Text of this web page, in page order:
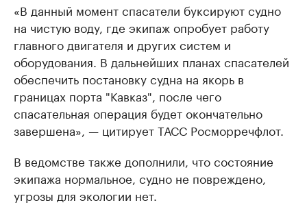
«В данный момент спасатели буксируют судно
на чистую воду, где экипаж опробует работу
главного двигателя и других систем и
оборудования. В дальнейших планах спасателей
обеспечить постановку судна на якорь в
границах порта "Кавказ", после чего
спасательная операция будет окончательно
завершена», — цитирует ТАСС Росморречфлот.
В ведомстве также дополнили, что состояние
экипажа нормальное, судно не повреждено,
угрозы для экологии нет.